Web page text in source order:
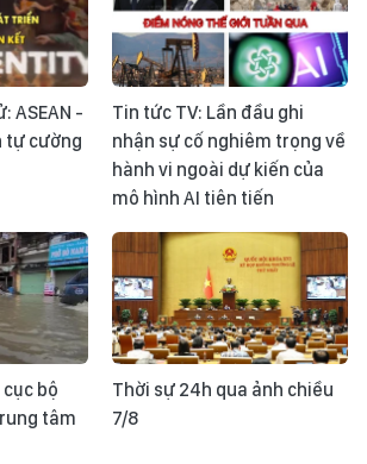
ASEAN -
tự cường
Tin tức TV: Lần đầu ghi
nhận sự cố nghiêm trọng về
hành vi ngoài dự kiến của
mô hình AI tiên tiến
bộ
tâm
Thời sự 24h qua ảnh chiều
7/8